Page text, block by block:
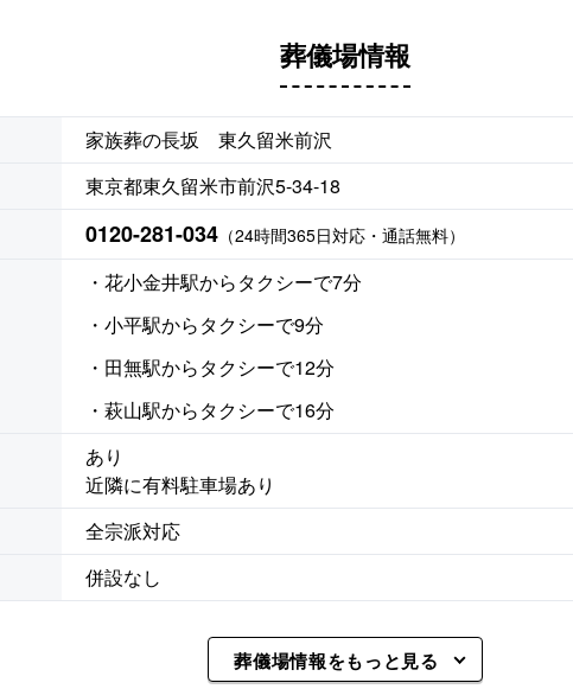
葬儀場情報
家族葬の長坂 東久留米前沢
東京都東久留米市前沢5-34-18
0120-281-034 （24時間365日対応・通話無料）
・花小金井駅からタクシーで7分
・小平駅からタクシーで9分
・田無駅からタクシーで12分
・萩山駅からタクシーで16分
あり
近隣に有料駐車場あり
全宗派対応
併設なし
葬儀場情報をもっと見る